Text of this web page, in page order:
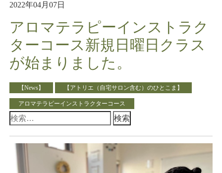
2022年04月07日
アロマテラピーインストラク
ターコース新規日曜日クラス
が始まりました。
【News】 【アトリエ（自宅サロン含む）のひとこま】
アロマテラピーインストラクターコース
検